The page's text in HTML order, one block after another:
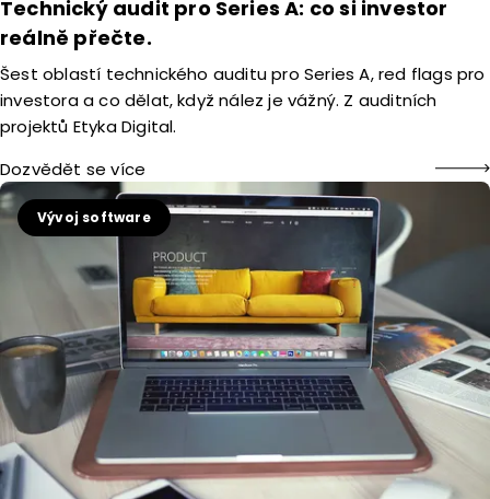
Technický audit pro Series A: co si investor
reálně přečte.
Šest oblastí technického auditu pro Series A, red flags pro
investora a co dělat, když nález je vážný. Z auditních
projektů Etyka Digital.
Dozvědět se více
Vývoj software